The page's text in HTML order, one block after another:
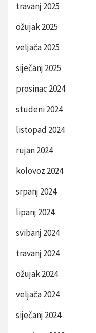
travanj 2025
ožujak 2025
veljača 2025
siječanj 2025
prosinac 2024
studeni 2024
listopad 2024
rujan 2024
kolovoz 2024
srpanj 2024
lipanj 2024
svibanj 2024
travanj 2024
ožujak 2024
veljača 2024
siječanj 2024